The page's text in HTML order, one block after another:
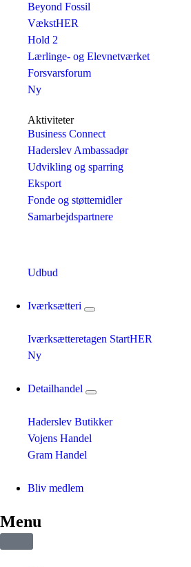
Beyond Fossil
VækstHER
Hold 2
Lærlinge- og Elevnetværket
Forsvarsforum
Ny
Aktiviteter
Business Connect
Haderslev Ambassadør
Udvikling og sparring
Eksport
Fonde og støttemidler
Samarbejdspartnere
Udbud
Iværksætteri
Iværksætteretagen StartHER
Ny
Detailhandel
Haderslev Butikker
Vojens Handel
Gram Handel
Bliv medlem
Menu